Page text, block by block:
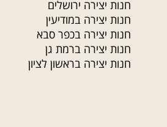
חנות יצירה ירושלים
חנות יצירה במודיעין
חנות יצירה בכפר סבא
חנות יצירה ברמת גן
חנות יצירה בראשון לציון